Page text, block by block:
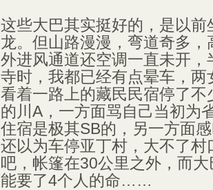
这些大巴其实挺好的，是以前
龙。但山路漫漫，弯道奇多
外进风通道还空调一直未开，
寺时，我都已经有点晕车，两
看着一路上的藏民民宿停了不
的川A，一方面骂自己当初为
住宿是极其SB的，另一方面
还以为车停亚丁村，大不了村
吧，帐篷在30公里之外，而
能要了4个人的命……